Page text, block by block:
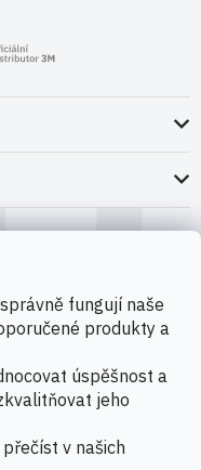
fungují naše
produkty a
úspěšnost a
jeho
v našich